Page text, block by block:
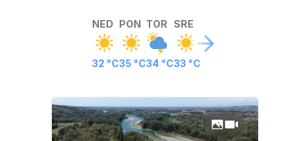
NED
32 °C
PON
35 °C
TOR
34 °C
SRE
33 °C